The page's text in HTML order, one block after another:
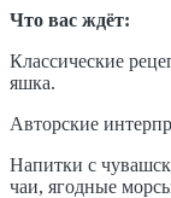
Что вас ждёт:
Классические
яшка.
Авторские
Напитки с
чаи, ягодные